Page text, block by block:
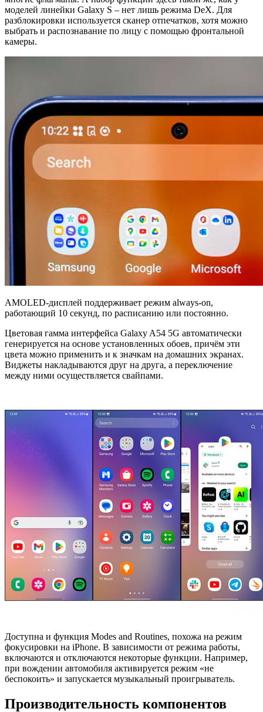
моделей линейки Galaxy S – нет лишь режима DeX. Для
разблокировки используется сканер отпечатков, хотя можно
выбрать и распознавание по лицу с помощью фронтальной
камеры.
AMOLED-дисплей поддерживает режим always-on,
работающий 10 секунд, по расписанию или постоянно.
Цветовая гамма интерфейса Galaxy A54 5G автоматически
генерируется на основе установленных обоев, причём эти
цвета можно применить и к значкам на домашних экранах.
Виджеты накладываются друг на друга, а переключение
между ними осуществляется свайпами.
Доступна и функция Modes and Routines, похожа на режим
фокусировки на iPhone. В зависимости от режима работы,
включаются и отключаются некоторые функции. Например,
при вождении автомобиля активируется режим «не
беспокоить» и запускается музыкальный проигрыватель.
Производительность компонентов